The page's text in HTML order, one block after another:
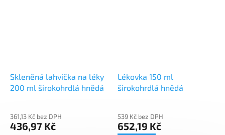
Skleněná lahvička na léky
200 ml širokohrdlá hnědá
361,13 Kč bez DPH
436,97 Kč
Lékovka 150 ml
širokohrdlá hnědá
539 Kč bez DPH
652,19 Kč